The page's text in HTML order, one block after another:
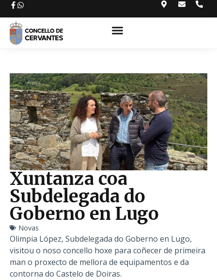
Xuntanza coa
Subdelegada do
Goberno en Lugo
Novas
Olimpia López, Subdelegada do Goberno en Lugo,
visitou o noso concello hoxe para coñecer de primeira
man o proxecto de mellora de equipamentos e da
contorna do Castelo de Doiras.